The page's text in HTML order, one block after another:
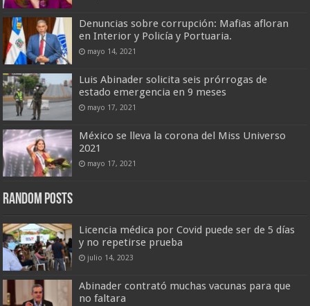
Denuncias sobre corrupción: Mafias afloran
en Interior y Policía y Portuaria.
mayo 14, 2021
Luis Abinader solicita seis prórrogas de
estado emergencia en 9 meses
mayo 17, 2021
México se lleva la corona del Miss Universo
2021
mayo 17, 2021
Random Posts
Licencia médica por Covid puede ser de 5 días
y no repetirse prueba
julio 14, 2023
Abinader contrató muchas vacunas para que
no faltara